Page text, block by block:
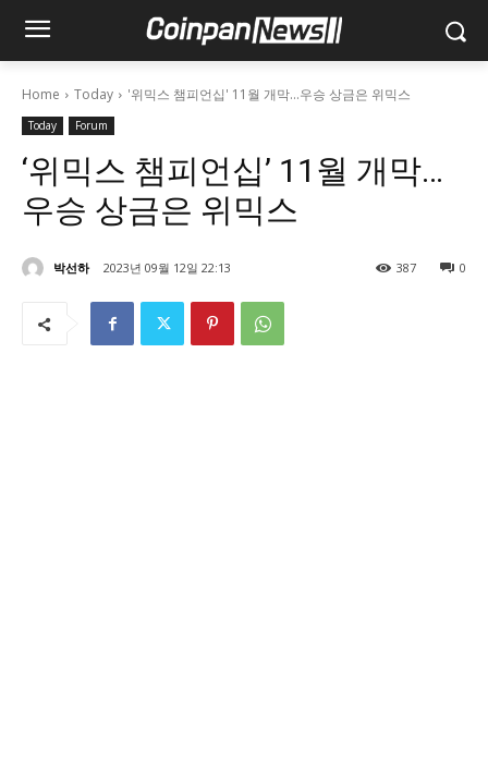
Home Today '위믹스 챔피언십' 11월 개막…우승 상금은 위믹스
Today Forum
‘위믹스 챔피언십’ 11월 개막…
우승 상금은 위믹스
박선하 2023년 09월 12일 22:13 0
387